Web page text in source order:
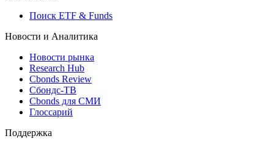
Виджет: Карта процентных ставок
ETF & Funds
Поиск ETF & Funds
Новости и Аналитика
Новости рынка
Research Hub
Cbonds Review
Сбондс-ТВ